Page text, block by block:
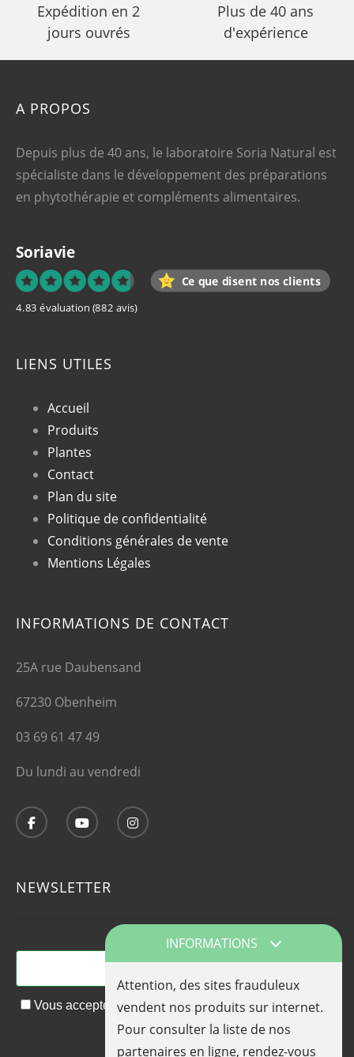
Expédition en 2
jours ouvrés
Plus de 40 ans
d'expérience
A PROPOS
Depuis plus de 40 ans, le laboratoire Soria Natural est
spécialiste dans le développement des préparations
en phytothérapie et compléments alimentaires.
Soriavie
Ce que disent nos clients
4.83 évaluation (882 avis)
LIENS UTILES
Accueil
Produits
Plantes
Contact
Plan du site
Politique de confidentialité
Conditions générales de vente
Mentions Légales
INFORMATIONS DE CONTACT
25A rue Daubensand
67230 Obenheim
03 69 61 47 49
Du lundi au vendredi
NEWSLETTER
Vous acceptez de recevoir nos actualités et nos offres
promotionnelles par email
INFORMATIONS
Attention, des sites frauduleux
vendent nos produits sur internet.
Pour consulter la liste de nos
partenaires en ligne, rendez-vous